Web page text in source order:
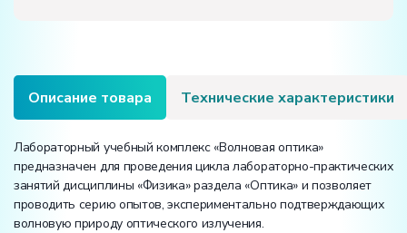
Описание товара Технические характеристики
Лабораторный учебный комплекс «Волновая оптика»
предназначен для проведения цикла лабораторно-практических
занятий дисциплины «Физика» раздела «Оптика» и позволяет
проводить серию опытов, экспериментально подтверждающих
волновую природу оптического излучения.